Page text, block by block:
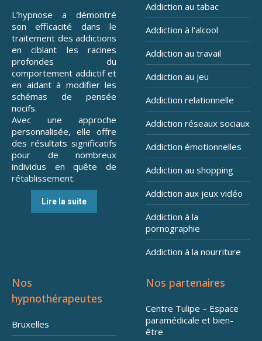
L’hypnose a démontré
son efficacité dans le
traitement des addictions
en ciblant les racines
profondes du
comportement addictif et
en aidant à modifier les
schémas de pensée
nocifs.
Avec une approche
personnalisée, elle offre
des résultats significatifs
pour de nombreux
individus en quête de
rétablissement.
Lire la suite
Addiction au tabac
Addiction à l’alcool
Addiction au travail
Addiction au jeu
Addiction relationnelle
Addiction réseaux sociaux
Addiction émotionnelles
Addiction au shopping
Addiction aux jeux vidéo
Addiction à la
pornographie
Addiction à la nourriture
Nos
hypnothérapeutes
Bruxelles
Nos partenaires
Centre Tulipe – Espace
paramédicale et bien-
être